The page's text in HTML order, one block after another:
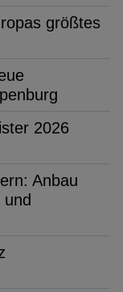
größtes
2026
Anbau